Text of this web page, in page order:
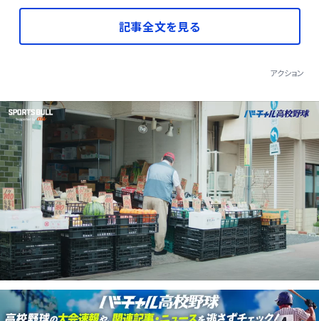
記事全文を見る
アクション